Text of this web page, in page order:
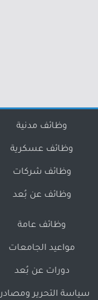
وظائف مدنية
وظائف عسكرية
وظائف شركات
وظائف عن بُعد
وظائف عامة
مواعيد الجامعات
دورات عن بُعد
سياسة التحرير